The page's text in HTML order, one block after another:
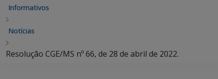
Informativos
Notícias
Resolução CGE/MS nº 66, de 28 de abril de 2022.